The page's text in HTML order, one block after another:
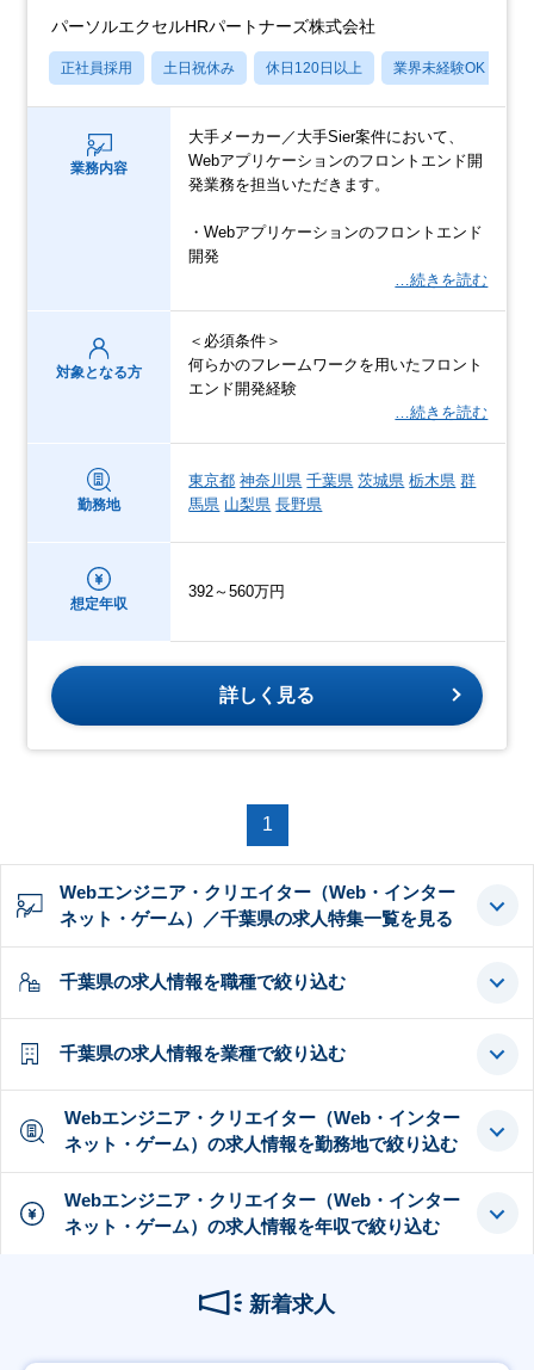
パーソルエクセルHRパートナーズ株式会社
正社員採用 土日祝休み 休日120日以上 業界未経験OK
業務内容
大手メーカー／大手Sier案件において、
Webアプリケーションのフロントエンド開
発業務を担当いただきます。
・Webアプリケーションのフロントエンド
開発
…続きを読む
対象となる方
＜必須条件＞
何らかのフレームワークを用いたフロント
エンド開発経験
…続きを読む
勤務地
東京都 神奈川県 千葉県 茨城県 栃木県 群
馬県 山梨県 長野県
想定年収
392～560万円
詳しく見る
1
Webエンジニア・クリエイター（Web・インター
ネット・ゲーム）／千葉県の求人特集一覧を見る
千葉県の求人情報を職種で絞り込む
千葉県の求人情報を業種で絞り込む
Webエンジニア・クリエイター（Web・インター
ネット・ゲーム）の求人情報を勤務地で絞り込む
Webエンジニア・クリエイター（Web・インター
ネット・ゲーム）の求人情報を年収で絞り込む
新着求人